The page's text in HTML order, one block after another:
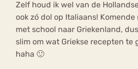
Zelf houd ik wel van de
ook zó dol op Italiaans!
met school naar Griekenland,
slim om wat Griekse recepten te
haha 🙂